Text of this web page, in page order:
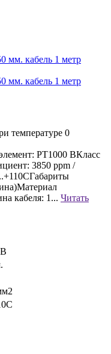
температуре 0
PT1000 BКласс
3850 ppm /
кабеля: 1... Читать